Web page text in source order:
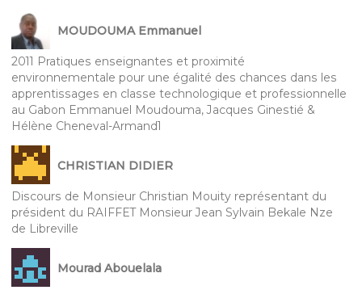
MOUDOUMA Emmanuel
2011 Pratiques enseignantes et proximité
environnementale pour une égalité des chances dans les
apprentissages en classe technologique et professionnelle
au Gabon Emmanuel Moudouma, Jacques Ginestié &
Hélène Cheneval-Armand1
CHRISTIAN DIDIER
Discours de Monsieur Christian Mouity représentant du
président du RAIFFET Monsieur Jean Sylvain Bekale Nze
de Libreville
Mourad Abouelala